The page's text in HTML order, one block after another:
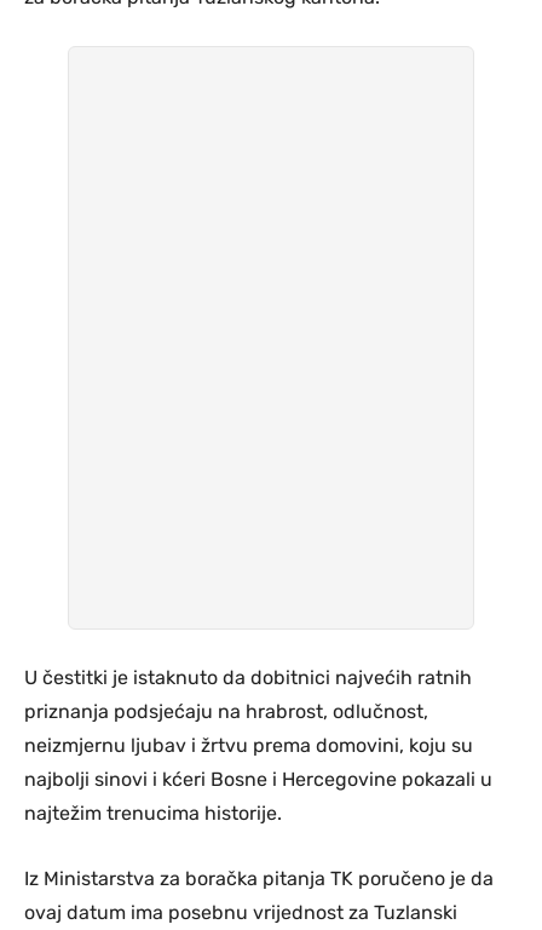
U čestitki je istaknuto da dobitnici najvećih ratnih
priznanja podsjećaju na hrabrost, odlučnost,
neizmjernu ljubav i žrtvu prema domovini, koju su
najbolji sinovi i kćeri Bosne i Hercegovine pokazali u
najtežim trenucima historije.
Iz Ministarstva za boračka pitanja TK poručeno je da
ovaj datum ima posebnu vrijednost za Tuzlanski